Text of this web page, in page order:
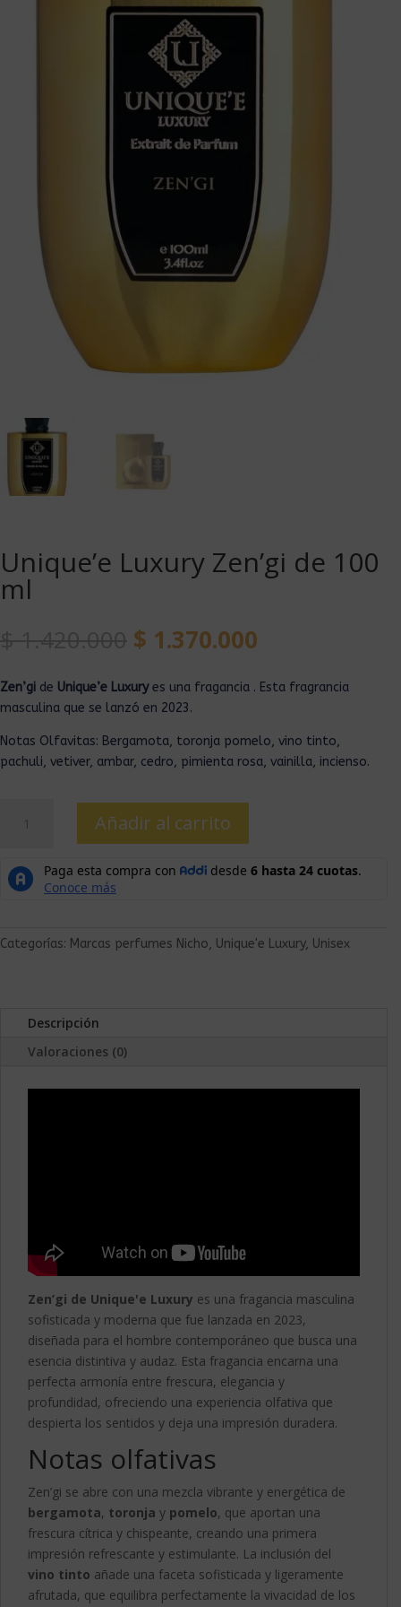
Unique’e Luxury Zen’gi de 100
ml
$ 1.370.000
Zen’gi de Unique’e Luxuryes una fragancia . Esta fragrancia
masculina que se lanzó en 2023.
Notas Olfavitas: Bergamota, toronja pomelo, vino tinto,
pachuli, vetiver, ambar, cedro, pimienta rosa, vainilla, incienso.
Añadir al carrito
Categorías: Marcas perfumes Nicho, Unique'e Luxury, Unisex
Descripción
Valoraciones (0)
Zen’gi de Unique'e Luxury es una fragancia masculina
sofisticada y moderna que fue lanzada en 2023,
diseñada para el hombre contemporáneo que busca una
esencia distintiva y audaz. Esta fragancia encarna una
perfecta armonía entre frescura, elegancia y
profundidad, ofreciendo una experiencia olfativa que
despierta los sentidos y deja una impresión duradera.
Notas olfativas
Zen’gi se abre con una mezcla vibrante y energética de
bergamota, toronja y pomelo, que aportan una
frescura cítrica y chispeante, creando una primera
impresión refrescante y estimulante. La inclusión del
vino tinto añade una faceta sofisticada y ligeramente
afrutada, que equilibra perfectamente la vivacidad de los